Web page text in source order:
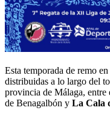
Esta temporada de remo
distribuidas a lo largo del
provincia de Málaga,
de Benagalbón y La Cala